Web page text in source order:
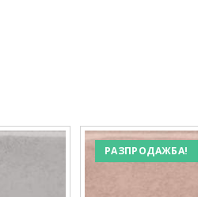
РАЗПРОДАЖБА!